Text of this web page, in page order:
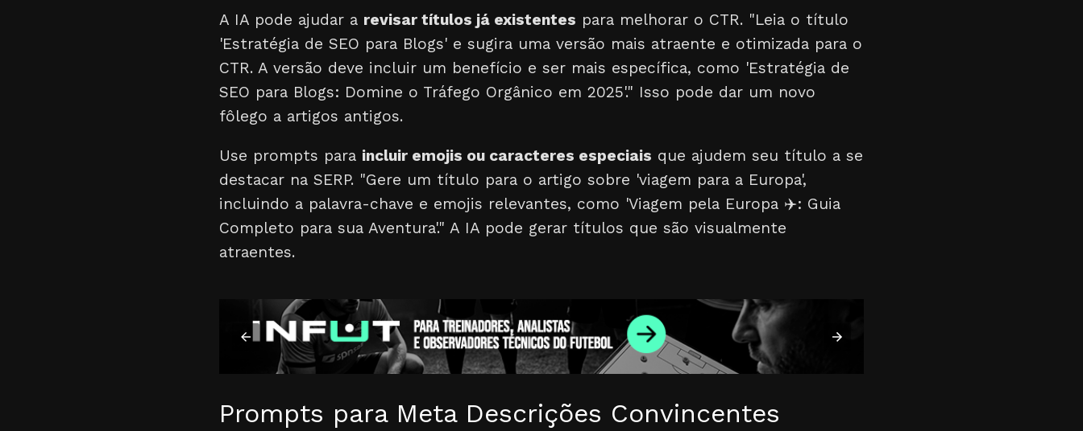
A IA pode ajudar a revisar títulos já existentes para melhorar o CTR. "Leia o título
'Estratégia de SEO para Blogs' e sugira uma versão mais atraente e otimizada para o
CTR. A versão deve incluir um benefício e ser mais específica, como 'Estratégia de
SEO para Blogs: Domine o Tráfego Orgânico em 2025'." Isso pode dar um novo
fôlego a artigos antigos.
Use prompts para incluir emojis ou caracteres especiais que ajudem seu título a se
destacar na SERP. "Gere um título para o artigo sobre 'viagem para a Europa',
incluindo a palavra-chave e emojis relevantes, como 'Viagem pela Europa ✈️: Guia
Completo para sua Aventura'." A IA pode gerar títulos que são visualmente
atraentes.
Prompts para Meta Descrições Convincentes